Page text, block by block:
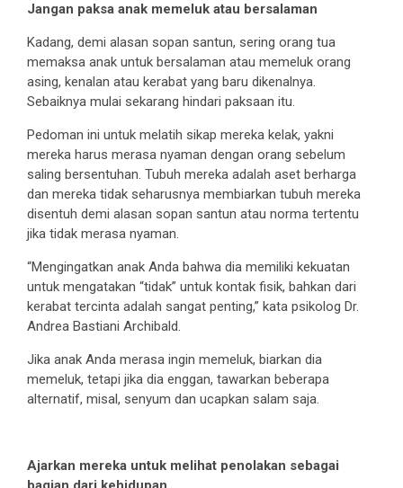
Jangan paksa anak memeluk atau bersalaman
Kadang, demi alasan sopan santun, sering orang tua
memaksa anak untuk bersalaman atau memeluk orang
asing, kenalan atau kerabat yang baru dikenalnya.
Sebaiknya mulai sekarang hindari paksaan itu.
Pedoman ini untuk melatih sikap mereka kelak, yakni
mereka harus merasa nyaman dengan orang sebelum
saling bersentuhan. Tubuh mereka adalah aset berharga
dan mereka tidak seharusnya membiarkan tubuh mereka
disentuh demi alasan sopan santun atau norma tertentu
jika tidak merasa nyaman.
“Mengingatkan anak Anda bahwa dia memiliki kekuatan
untuk mengatakan “tidak” untuk kontak fisik, bahkan dari
kerabat tercinta adalah sangat penting,” kata psikolog Dr.
Andrea Bastiani Archibald.
Jika anak Anda merasa ingin memeluk, biarkan dia
memeluk, tetapi jika dia enggan, tawarkan beberapa
alternatif, misal, senyum dan ucapkan salam saja.
Ajarkan mereka untuk melihat penolakan sebagai